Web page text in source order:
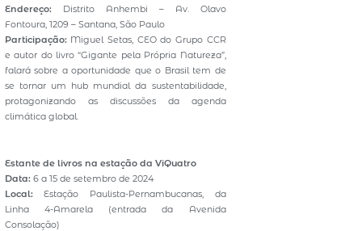
Endereço: Distrito Anhembi – Av. Olavo
Fontoura, 1209 – Santana, São Paulo
Participação: Miguel Setas, CEO do Grupo CCR
e autor do livro “Gigante pela Própria Natureza”,
falará sobre a oportunidade que o Brasil tem de
se tornar um hub mundial da sustentabilidade,
protagonizando as discussões da agenda
climática global.
Estante de livros na estação da ViQuatro
Data: 6 a 15 de setembro de 2024
Local:Estação Paulista-Pernambucanas, da
Linha 4-Amarela (entrada da Avenida
Consolação)